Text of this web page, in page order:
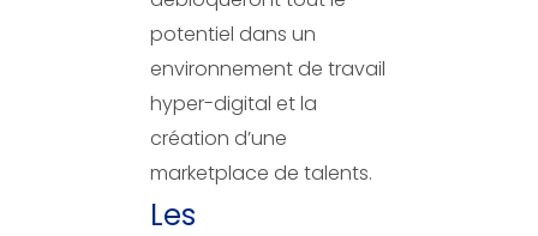
potentiel dans un
environnement de travail
hyper-digital et la
création d’une
marketplace de talents.
Les